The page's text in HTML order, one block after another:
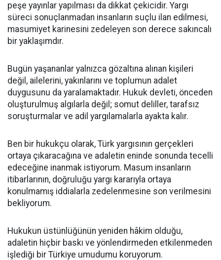
peşe yayınlar yapılması da dikkat çekicidir. Yargı
süreci sonuçlanmadan insanların suçlu ilan edilmesi,
masumiyet karinesini zedeleyen son derece sakıncalı
bir yaklaşımdır.
Bugün yaşananlar yalnızca gözaltına alınan kişileri
değil, ailelerini, yakınlarını ve toplumun adalet
duygusunu da yaralamaktadır. Hukuk devleti, önceden
oluşturulmuş algılarla değil; somut deliller, tarafsız
soruşturmalar ve adil yargılamalarla ayakta kalır.
Ben bir hukukçu olarak, Türk yargısının gerçekleri
ortaya çıkaracağına ve adaletin eninde sonunda tecelli
edeceğine inanmak istiyorum. Masum insanların
itibarlarının, doğruluğu yargı kararıyla ortaya
konulmamış iddialarla zedelenmesine son verilmesini
bekliyorum.
Hukukun üstünlüğünün yeniden hâkim olduğu,
adaletin hiçbir baskı ve yönlendirmeden etkilenmeden
işlediği bir Türkiye umudumu koruyorum.